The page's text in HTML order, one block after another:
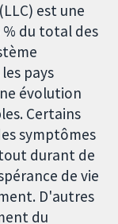
est une
du total des
pays
évolution
Certains
symptômes
durant de
de vie
D'autres
du